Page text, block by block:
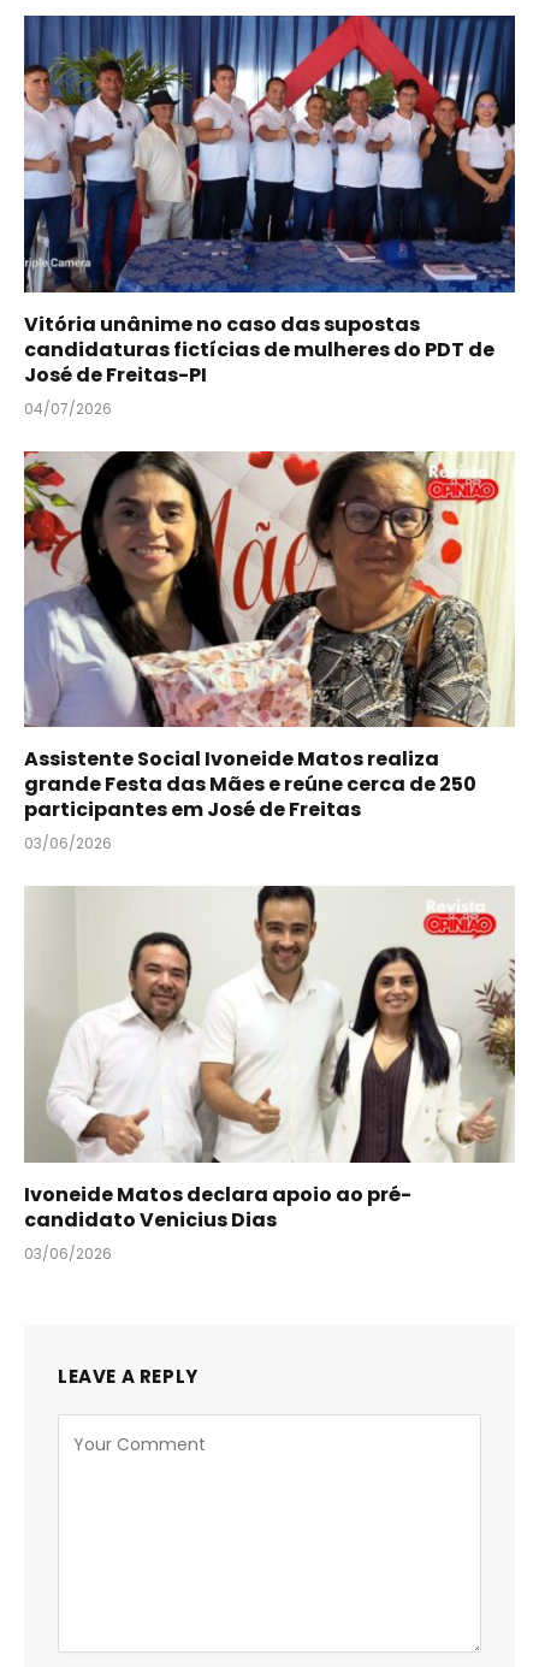
Vitória unânime no caso das supostas
candidaturas fictícias de mulheres do PDT de
José de Freitas-PI
04/07/2026
Assistente Social Ivoneide Matos realiza
grande Festa das Mães e reúne cerca de 250
participantes em José de Freitas
03/06/2026
Ivoneide Matos declara apoio ao pré-
candidato Venicius Dias
03/06/2026
LEAVE A REPLY